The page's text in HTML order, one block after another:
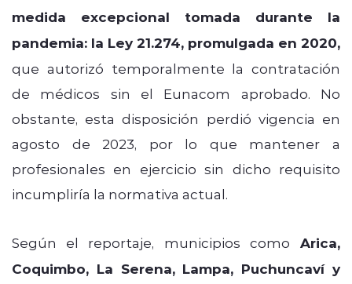
medida excepcional tomada durante la
pandemia: la Ley 21.274, promulgada en 2020,
que autorizó temporalmente la contratación
de médicos sin el Eunacom aprobado. No
obstante, esta disposición perdió vigencia en
agosto de 2023, por lo que mantener a
profesionales en ejercicio sin dicho requisito
incumpliría la normativa actual.
Según el reportaje, municipios como Arica,
Coquimbo, La Serena, Lampa, Puchuncaví y